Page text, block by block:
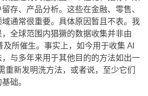
存、产品分析。这些在金融、零售、
通常很重要。具体原因暂且不表。我
全球范围内猖獗的数据收集并非由
所催生。事实上，如今用于收集 AI
与多年来用于其他目的的方法如出一
重新发明洗方法，或者说，至少它们
础。